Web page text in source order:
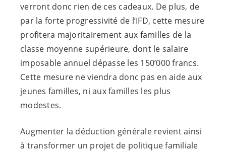
verront donc rien de ces cadeaux. De plus, de
par la forte progressivité de l’IFD, cette mesure
profitera majoritairement aux familles de la
classe moyenne supérieure, dont le salaire
imposable annuel dépasse les 150’000 francs.
Cette mesure ne viendra donc pas en aide aux
jeunes familles, ni aux familles les plus
modestes.
Augmenter la déduction générale revient ainsi
à transformer un projet de politique familiale